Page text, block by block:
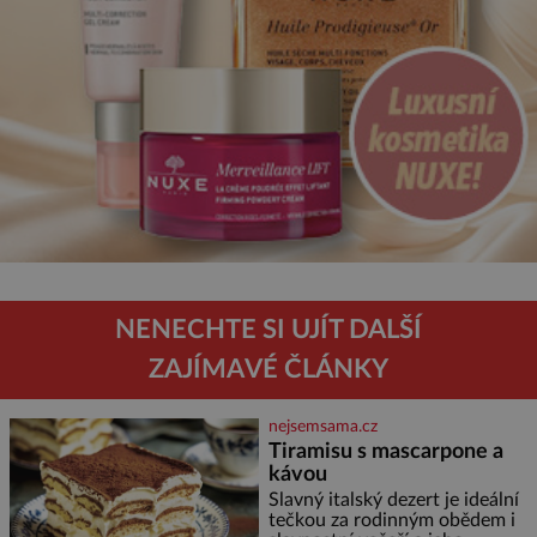
NENECHTE SI UJÍT DALŠÍ
ZAJÍMAVÉ ČLÁNKY
nejsemsama.cz
Tiramisu s mascarpone a
kávou
Slavný italský dezert je ideální
tečkou za rodinným obědem i